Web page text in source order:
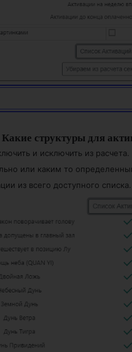
Какие структуры для
и исключить из
или каким то
из всего доступного списка.